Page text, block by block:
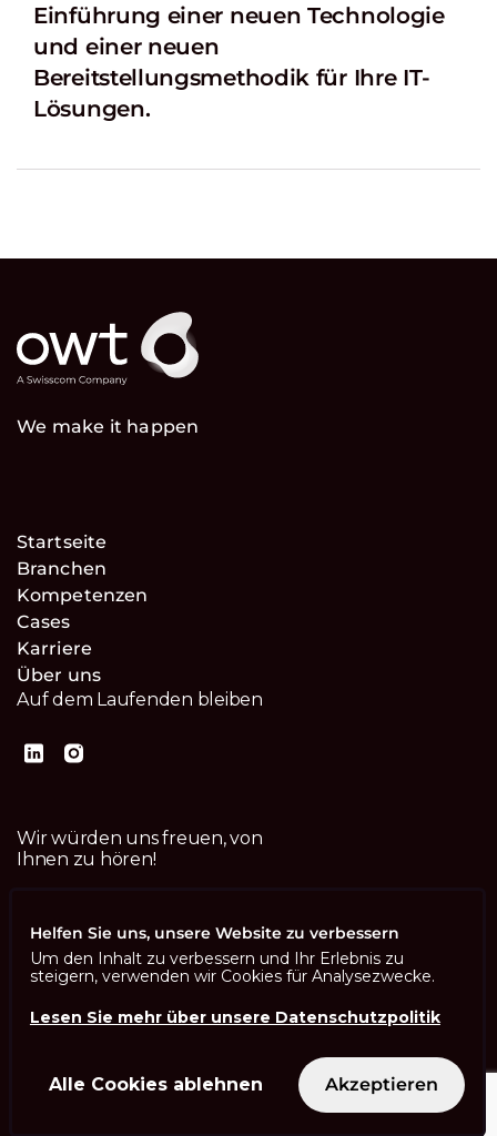
Einführung einer neuen Technologie
und einer neuen
Bereitstellungsmethodik für Ihre IT-
Lösungen.
We make it happen
Startseite
Branchen
Kompetenzen
Cases
Karriere
Über uns
Auf dem Laufenden bleiben
Wir würden uns freuen, von
Ihnen zu hören!
ISO 13485
ISO/IEC 27001
Helfen Sie uns, unsere Website zu verbessern
Um den Inhalt zu verbessern und Ihr Erlebnis zu
steigern, verwenden wir Cookies für Analysezwecke.
Lesen Sie mehr über unsere Datenschutzpolitik
Alle Cookies ablehnen Akzeptieren